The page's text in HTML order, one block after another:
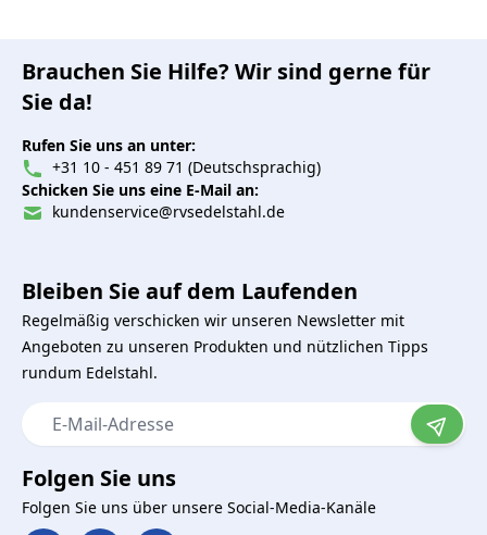
Brauchen Sie Hilfe? Wir sind gerne für
Sie da!
Rufen Sie uns an unter:
+31 10 - 451 89 71 (Deutschsprachig)
Schicken Sie uns eine E-Mail an:
kundenservice@rvsedelstahl.de
Bleiben Sie auf dem Laufenden
Regelmäßig verschicken wir unseren Newsletter mit
Angeboten zu unseren Produkten und nützlichen Tipps
rundum Edelstahl.
E-Mail-Adresse
Folgen Sie uns
Folgen Sie uns über unsere Social-Media-Kanäle